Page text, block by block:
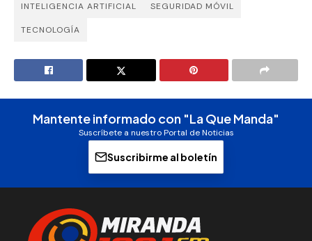
INTELIGENCIA ARTIFICIAL SEGURIDAD MÓVIL
TECNOLOGÍA
Mantente informado con "La Que Manda"
Suscríbete a nuestro Portal de Noticias
Suscribirme al boletín